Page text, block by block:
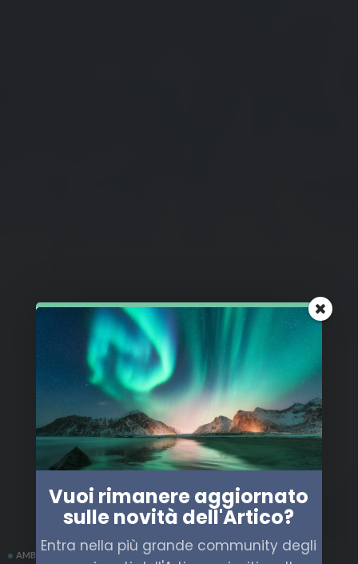
AMBIENTE ARTICO ECONOMIA
Vuoi rimanere aggiornato
sulle novità dell'Artico?
Entra nella più grande community degli